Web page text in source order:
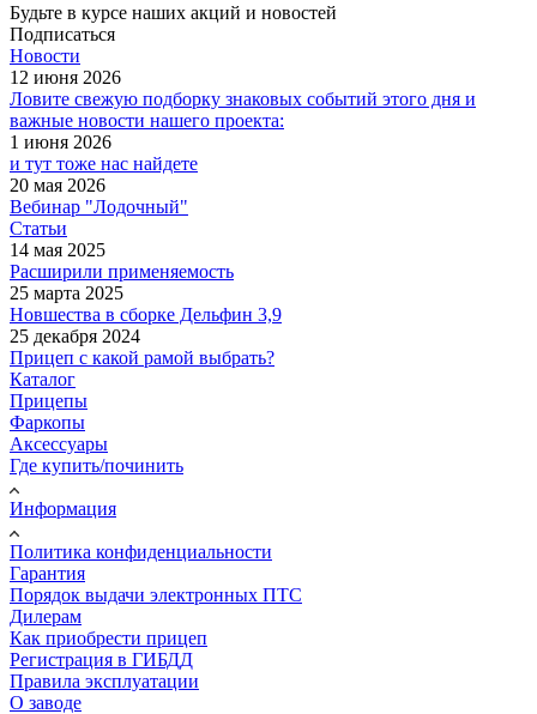
Будьте в курсе наших акций и новостей
Подписаться
Новости
12 июня 2026
Ловите свежую подборку знаковых событий этого дня и
важные новости нашего проекта:
1 июня 2026
и тут тоже нас найдете
20 мая 2026
Вебинар "Лодочный"
Статьи
14 мая 2025
Расширили применяемость
25 марта 2025
Новшества в сборке Дельфин 3,9
25 декабря 2024
Прицеп с какой рамой выбрать?
Каталог
Прицепы
Фаркопы
Аксессуары
Где купить/починить
Информация
Политика конфиденциальности
Гарантия
Порядок выдачи электронных ПТС
Дилерам
Как приобрести прицеп
Регистрация в ГИБДД
Правила эксплуатации
О заводе